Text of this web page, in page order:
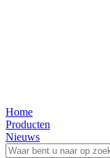
Home
Producten
Nieuws